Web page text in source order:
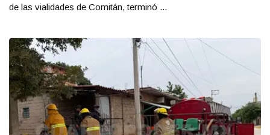
de las vialidades de Comitán, terminó ...